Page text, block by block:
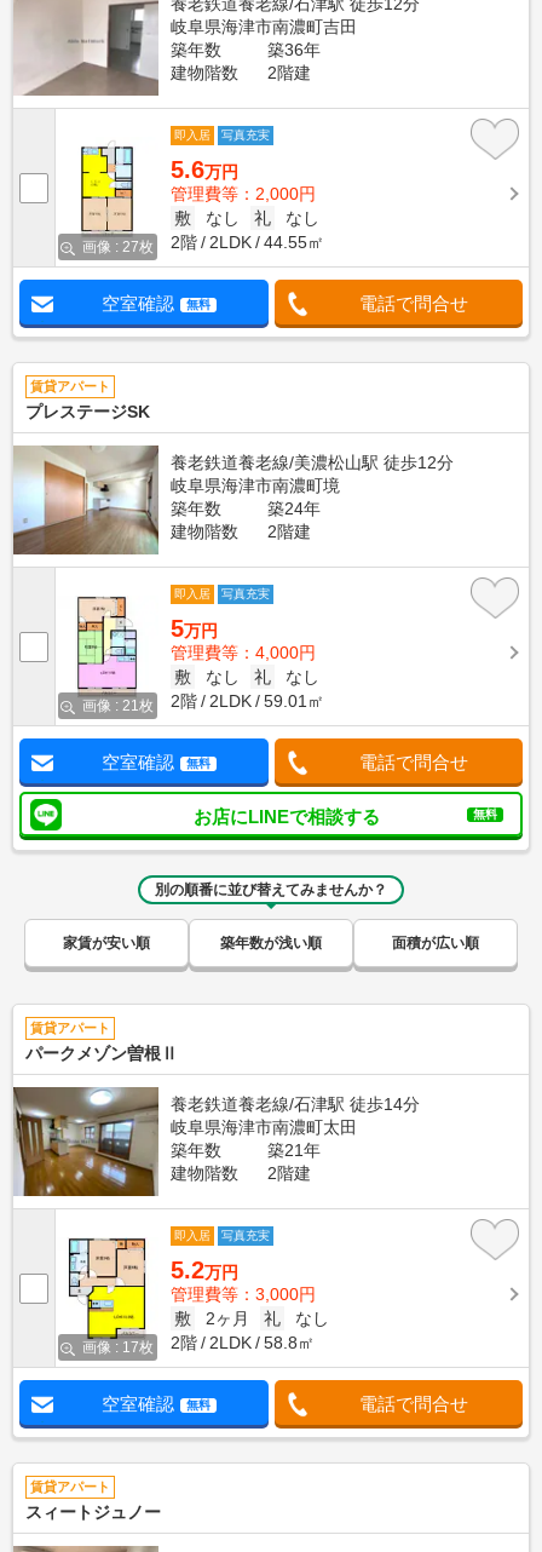
岐阜県海津市南濃町吉田
築年数
築36年
建物階数
2階建
画像 : 27枚
即入居 写真充実
5.6万円
管理費等：2,000円
敷
なし 礼
なし
2階
2LDK 44.55㎡
空室確認 無料 電話で問合せ
賃貸アパート
プレステージSK
養老鉄道養老線/美濃松山駅 徒歩12分
岐阜県海津市南濃町境
築年数
築24年
建物階数
2階建
画像 : 21枚
即入居 写真充実
5万円
管理費等：4,000円
敷
なし 礼
なし
2階
2LDK 59.01㎡
空室確認 無料 電話で問合せ
お店にLINEで相談する 無料
別の順番に並び替えてみませんか？
家賃が安い順 築年数が浅い順 面積が広い順
賃貸アパート
パークメゾン曽根Ⅱ
養老鉄道養老線/石津駅 徒歩14分
岐阜県海津市南濃町太田
築年数
築21年
建物階数
2階建
画像 : 17枚
即入居 写真充実
5.2万円
管理費等：3,000円
敷
2ヶ月 礼
なし
2階
2LDK 58.8㎡
空室確認 無料 電話で問合せ
賃貸アパート
スィートジュノー